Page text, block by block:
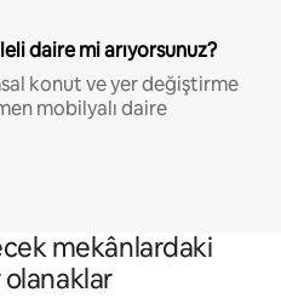
daire mi arıyorsunuz?
konut ve yer değiştirme
mobilyalı daire
mekânlardaki